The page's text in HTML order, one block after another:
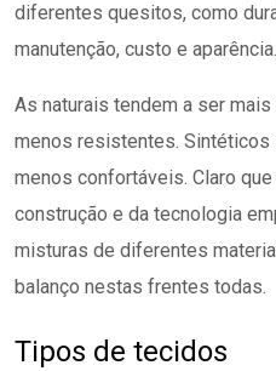
diferentes quesitos, como
manutenção, custo e aparência.
As naturais tendem a ser
menos resistentes.
menos confortáveis. Claro
construção e da tecnologia
misturas de diferentes
balanço nestas frentes todas.
Tipos de tecidos